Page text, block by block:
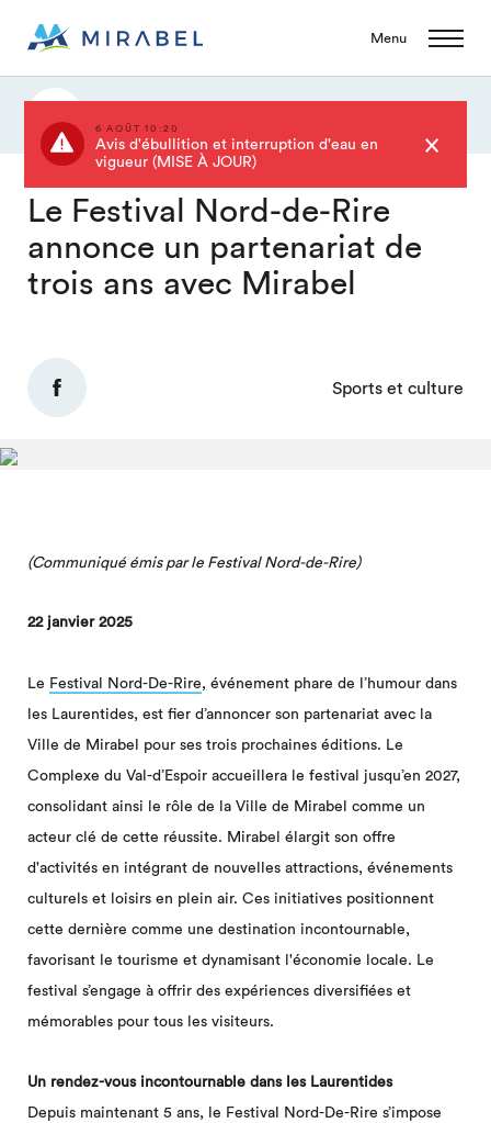
Menu
6 AOÛT 10:20
Avis d'ébullition et interruption d'eau en
vigueur (MISE À JOUR)
Le Festival Nord-de-Rire
annonce un partenariat de
trois ans avec Mirabel
Sports et culture
(Communiqué émis par le Festival Nord-de-Rire)
22 janvier 2025
Le Festival Nord-De-Rire, événement phare de l’humour dans
les Laurentides, est fier d’annoncer son partenariat avec la
Ville de Mirabel pour ses trois prochaines éditions. Le
Complexe du Val-d’Espoir accueillera le festival jusqu’en 2027,
consolidant ainsi le rôle de la Ville de Mirabel comme un
acteur clé de cette réussite. Mirabel élargit son offre
d'activités en intégrant de nouvelles attractions, événements
culturels et loisirs en plein air. Ces initiatives positionnent
cette dernière comme une destination incontournable,
favorisant le tourisme et dynamisant l'économie locale. Le
festival s’engage à offrir des expériences diversifiées et
mémorables pour tous les visiteurs.
Un rendez-vous incontournable dans les Laurentides
Depuis maintenant 5 ans, le Festival Nord-De-Rire s’impose